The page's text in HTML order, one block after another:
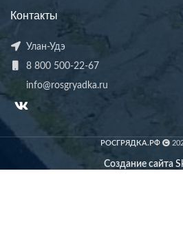
Контакты
Улан-Удэ
8 800 500-22-67
info@rosgryadka.ru
РОСГРЯДКА.РФ
Создание сайта